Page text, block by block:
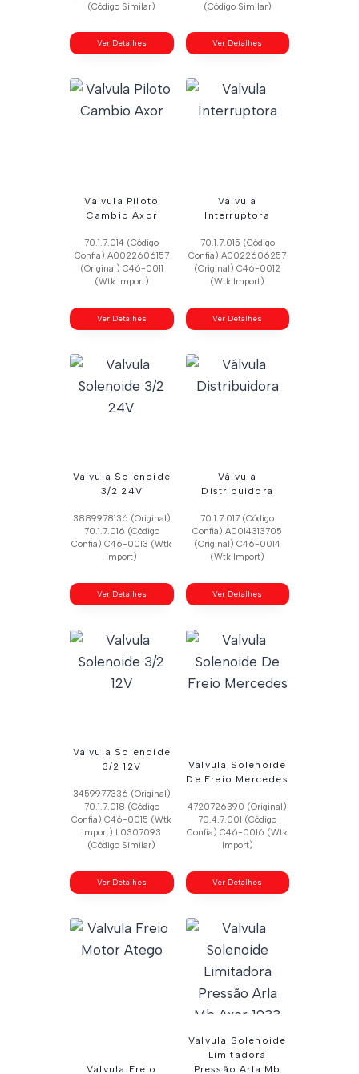
(Código Similar)
Ver Detalhes
(Código Similar)
Ver Detalhes
Valvula Piloto
Cambio Axor
70.1.7.014 (Código
Confia) A0022606157
(Original) C46-0011
(Wtk Import)
Ver Detalhes
Valvula
Interruptora
70.1.7.015 (Código
Confia) A0022606257
(Original) C46-0012
(Wtk Import)
Ver Detalhes
Valvula Solenoide
3/2 24V
3889978136 (Original)
70.1.7.016 (Código
Confia) C46-0013 (Wtk
Import)
Ver Detalhes
Válvula
Distribuidora
70.1.7.017 (Código
Confia) A0014313705
(Original) C46-0014
(Wtk Import)
Ver Detalhes
Valvula Solenoide
3/2 12V
3459977336 (Original)
70.1.7.018 (Código
Confia) C46-0015 (Wtk
Import) L0307093
(Código Similar)
Ver Detalhes
Valvula Solenoide
De Freio Mercedes
4720726390 (Original)
70.4.7.001 (Código
Confia) C46-0016 (Wtk
Import)
Ver Detalhes
Valvula Freio
Valvula Solenoide
Limitadora
Pressão Arla Mb